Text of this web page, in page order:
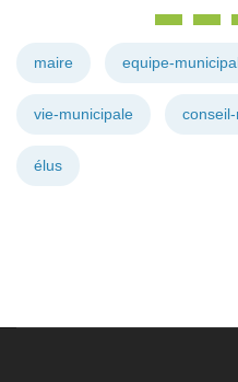
maire equipe-
vie-municipale
élus